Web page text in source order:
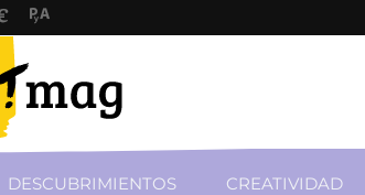
DESCUBRIMIENTOS CREATIVIDAD